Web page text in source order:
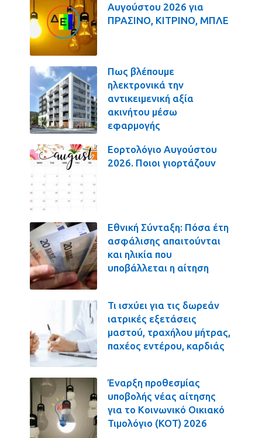
Αυγούστου 2026 για
ΠΡΑΣΙΝΟ, ΚΙΤΡΙΝΟ, ΜΠΛΕ
Πως βλέπουμε
ηλεκτρονικά την
αντικειμενική αξία
ακινήτου μέσω
εφαρμογής
Εορτολόγιο Αυγούστου
2026. Ποιοι γιορτάζουν
Εθνική Σύνταξη: Πόσα έτη
ασφάλισης απαιτούνται
και ηλικία που
υποβάλλεται η αίτηση
Τι ισχύει για τις δωρεάν
ιατρικές εξετάσεις
μαστού, τραχήλου μήτρας,
παχέος εντέρου, καρδιάς
Έναρξη προθεσμίας
υποβολής νέας αίτησης
για το Κοινωνικό Οικιακό
Τιμολόγιο (ΚΟΤ) 2026